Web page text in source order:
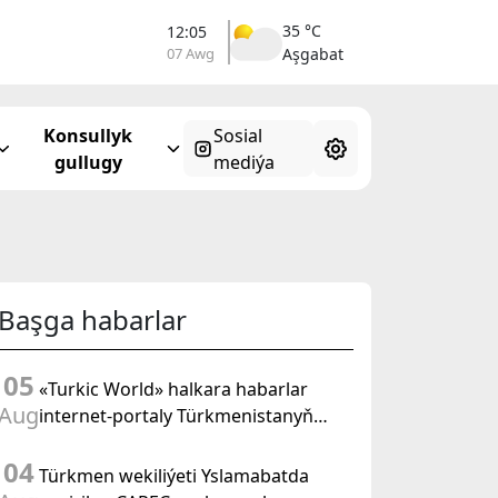
12:05
07 Awg
35 °C
Aşgabat
Konsullyk
gullugy
Sosial
mediýa
Başga habarlar
05 «Turkic World» halkara habarlar
internet-portaly Türkmenistanyň
taýýarlygy we onuň geçirilşini giňden
04 Türkmen wekiliýeti Yslamabatda